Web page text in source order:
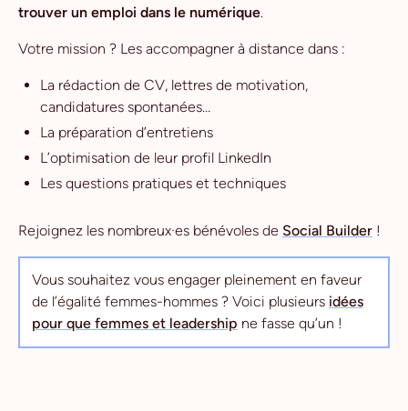
trouver un emploi dans le numérique.
Votre mission ? Les accompagner à distance dans :
La rédaction de CV, lettres de motivation,
candidatures spontanées…
La préparation d’entretiens
L’optimisation de leur profil LinkedIn
Les questions pratiques et techniques
Rejoignez les nombreux·es bénévoles de Social Builder !
Vous souhaitez vous engager pleinement en faveur
de l’égalité femmes-hommes ? Voici plusieurs idées
pour que femmes et leadership ne fasse qu’un !